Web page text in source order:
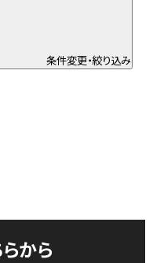
条件変更・絞り込み
から